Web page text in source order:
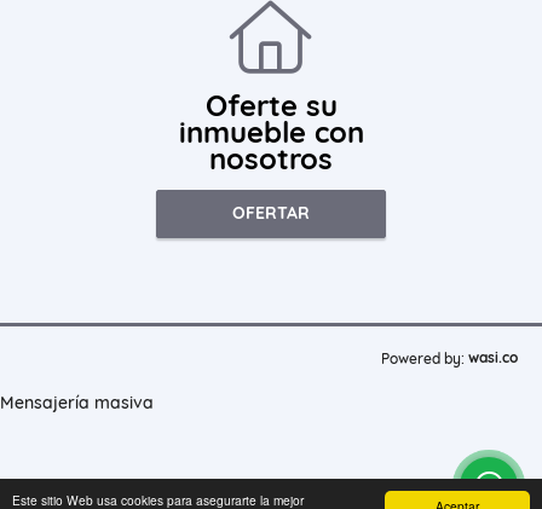
Este sitio Web usa cookies para asegurarte la mejor
Oferte su
inmueble con
nosotros
OFERTAR
Powered by: wasi.co
Mensajería masiva